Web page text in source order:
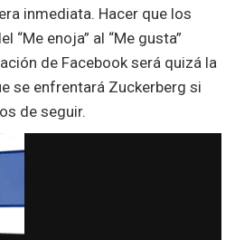
inmediata. Hacer que los
“Me enoja” al “Me gusta”
de Facebook será quizá la
se enfrentará Zuckerberg si
de seguir.